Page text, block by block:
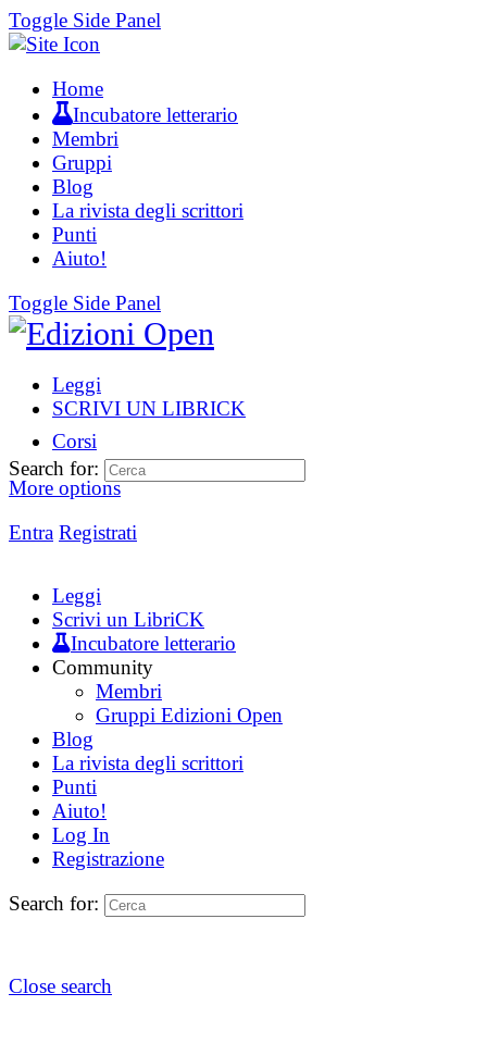
Toggle Side Panel
Home
Incubatore letterario
Membri
Gruppi
Blog
La rivista degli scrittori
Punti
Aiuto!
Toggle Side Panel
Leggi
SCRIVI UN LIBRICK
Corsi
More options
Entra Registrati
Search for:
Leggi
Scrivi un LibriCK
Incubatore letterario
Community
Membri
Gruppi Edizioni Open
Blog
La rivista degli scrittori
Punti
Aiuto!
Log In
Registrazione
Search for:
Close search